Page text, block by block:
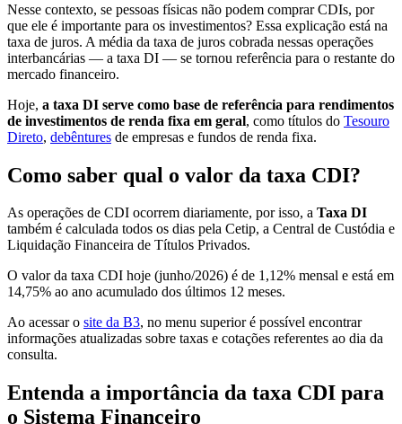
Nesse contexto, se pessoas físicas não podem comprar CDIs, por
que ele é importante para os investimentos? Essa explicação está na
taxa de juros. A média da taxa de juros cobrada nessas operações
interbancárias — a taxa DI — se tornou referência para o restante do
mercado financeiro.
Hoje, a taxa DI serve como base de referência para rendimentos
de investimentos de renda fixa em geral, como títulos do Tesouro
Direto, debêntures de empresas e fundos de renda fixa.
Como saber qual o valor da taxa CDI?
As operações de CDI ocorrem diariamente, por isso, a Taxa DI
também é calculada todos os dias pela Cetip, a Central de Custódia e
Liquidação Financeira de Títulos Privados.
O valor da taxa CDI hoje (junho/2026) é de 1,12% mensal e está em
14,75% ao ano acumulado dos últimos 12 meses.
Ao acessar o site da B3, no menu superior é possível encontrar
informações atualizadas sobre taxas e cotações referentes ao dia da
consulta.
Entenda a importância da taxa CDI para
o Sistema Financeiro